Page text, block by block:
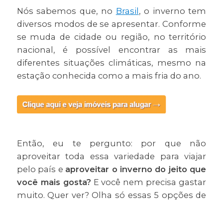
Nós sabemos que, no Brasil, o inverno tem
diversos modos de se apresentar. Conforme
se muda de cidade ou região, no território
nacional, é possível encontrar as mais
diferentes situações climáticas, mesmo na
estação conhecida como a mais fria do ano.
Então, eu te pergunto: por que não
aproveitar toda essa variedade para viajar
pelo país e aproveitar o inverno do jeito que
você mais gosta? E você nem precisa gastar
muito. Quer ver? Olha só essas 5 opções de